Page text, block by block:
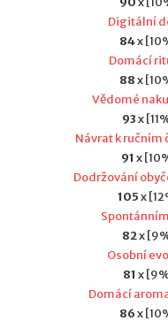
Digitální
84x
Domácí
88x
Vědomé
93x
Návrat k ručním
91 x
Dodržování
105x
82x
Osobní
81 x
Domácí
86x